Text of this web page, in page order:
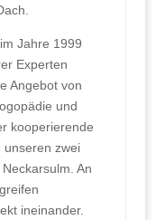
Jahre 1999
Experten
Angebot von
und
kooperierende
unseren zwei
An
ineinander.